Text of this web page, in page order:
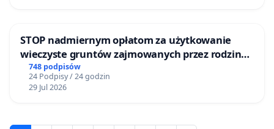
STOP nadmiernym opłatom za użytkowanie
wieczyste gruntów zajmowanych przez rodzinne
ogrody działkowe.
748 podpisów
24 Podpisy / 24 godzin
29 Jul 2026